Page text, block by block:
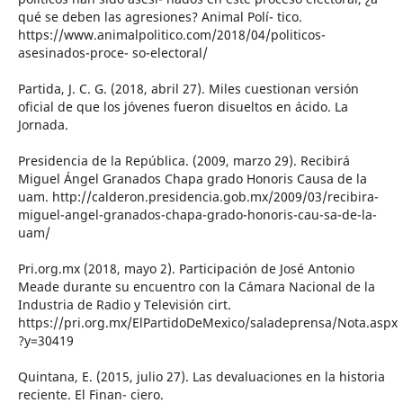
qué se deben las agresiones? Animal Polí- tico.
https://www.animalpolitico.com/2018/04/politicos-
asesinados-proce- so-electoral/
Partida, J. C. G. (2018, abril 27). Miles cuestionan versión
oficial de que los jóvenes fueron disueltos en ácido. La
Jornada.
Presidencia de la República. (2009, marzo 29). Recibirá
Miguel Ángel Granados Chapa grado Honoris Causa de la
uam. http://calderon.presidencia.gob.mx/2009/03/recibira-
miguel-angel-granados-chapa-grado-honoris-cau-sa-de-la-
uam/
Pri.org.mx (2018, mayo 2). Participación de José Antonio
Meade durante su encuentro con la Cámara Nacional de la
Industria de Radio y Televisión cirt.
https://pri.org.mx/ElPartidoDeMexico/saladeprensa/Nota.aspx
?y=30419
Quintana, E. (2015, julio 27). Las devaluaciones en la historia
reciente. El Finan- ciero.